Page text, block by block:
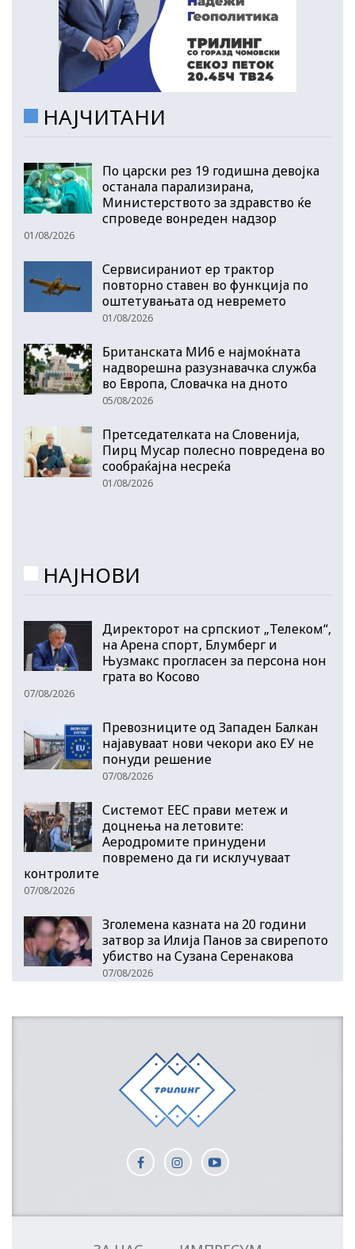
НАЈЧИТАНИ
По царски рез 19 годишна девојка
останала парализирана,
Министерството за здравство ќе
спроведе вонреден надзор
01/08/2026
Сервисираниот ер трактор
повторно ставен во функција по
оштетувањата од невремето
01/08/2026
Британската МИ6 е најмоќната
надворешна разузнавачка служба
во Европа, Словачка на дното
05/08/2026
Претседателката на Словенија,
Пирц Мусар полесно повредена во
сообраќајна несреќа
01/08/2026
НАЈНОВИ
Директорот на српскиот „Телеком“,
на Арена спорт, Блумберг и
Њузмакс прогласен за персона нон
грата во Косово
07/08/2026
Превозниците од Западен Балкан
најавуваат нови чекори ако ЕУ не
понуди решение
07/08/2026
Системот ЕЕС прави метеж и
доцнења на летовите:
Аеродромите принудени
повремено да ги исклучуваат
контролите
07/08/2026
Зголемена казната на 20 години
затвор за Илија Панов за свирепото
убиство на Сузана Серенакова
07/08/2026